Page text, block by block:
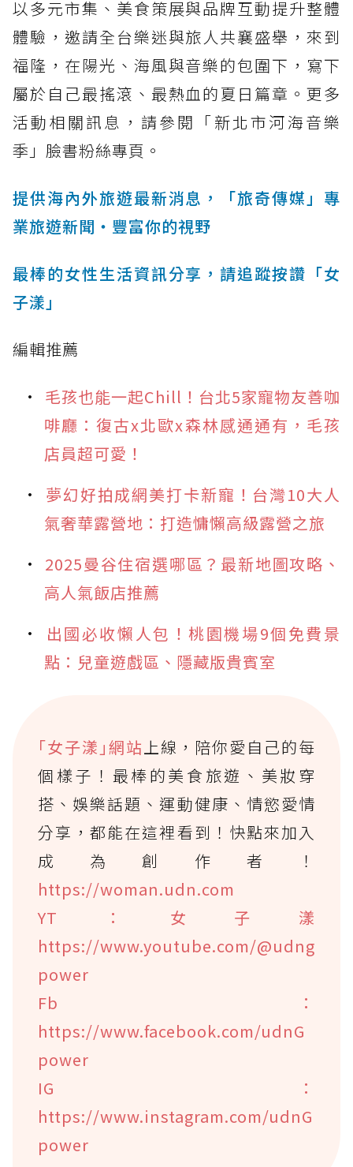
以多元市集、美食策展與品牌互動提升整體
體驗，邀請全台樂迷與旅人共襄盛舉，來到
福隆，在陽光、海風與音樂的包圍下，寫下
屬於自己最搖滾、最熱血的夏日篇章。更多
活動相關訊息，請參閱「新北市河海音樂
季」臉書粉絲專頁。
提供海內外旅遊最新消息，「旅奇傳媒」專
業旅遊新聞‧豐富你的視野
最棒的女性生活資訊分享，請追蹤按讚「女
子漾」
編輯推薦
毛孩也能一起Chill！台北5家寵物友善咖
啡廳：復古x北歐x森林感通通有，毛孩
店員超可愛！
夢幻好拍成網美打卡新寵！台灣10大人
氣奢華露營地：打造慵懶高級露營之旅
2025曼谷住宿選哪區？最新地圖攻略、
高人氣飯店推薦
出國必收懶人包！桃園機場9個免費景
點：兒童遊戲區、隱藏版貴賓室
｢女子漾｣網站上線，陪你愛自己的每
個樣子！最棒的美食旅遊、美妝穿
搭、娛樂話題、運動健康、情慾愛情
分享，都能在這裡看到！快點來加入
成為創作者！
https://woman.udn.com
YT：女子漾
https://www.youtube.com/@udng
power
Fb：
https://www.facebook.com/udnG
power
IG：
https://www.instagram.com/udnG
power